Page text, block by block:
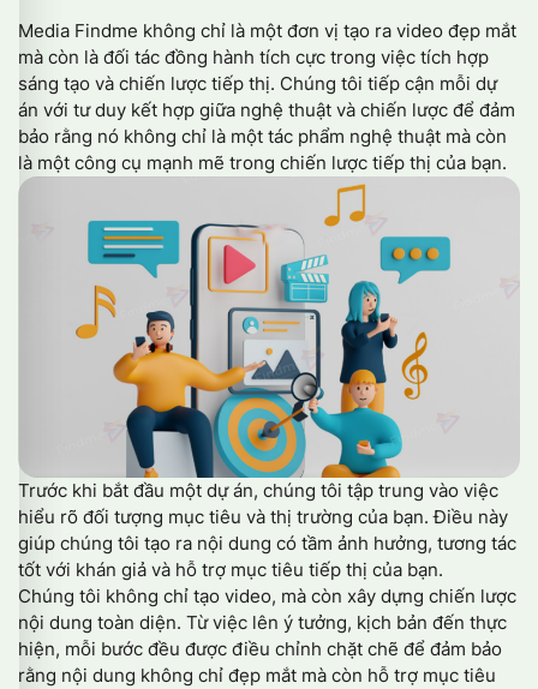
Media Findme không chỉ là một đơn vị tạo ra video đẹp mắt
mà còn là đối tác đồng hành tích cực trong việc tích hợp
sáng tạo và chiến lược tiếp thị. Chúng tôi tiếp cận mỗi dự
án với tư duy kết hợp giữa nghệ thuật và chiến lược để đảm
bảo rằng nó không chỉ là một tác phẩm nghệ thuật mà còn
là một công cụ mạnh mẽ trong chiến lược tiếp thị của bạn.
Trước khi bắt đầu một dự án, chúng tôi tập trung vào việc
hiểu rõ đối tượng mục tiêu và thị trường của bạn. Điều này
giúp chúng tôi tạo ra nội dung có tầm ảnh hưởng, tương tác
tốt với khán giả và hỗ trợ mục tiêu tiếp thị của bạn.
Chúng tôi không chỉ tạo video, mà còn xây dựng chiến lược
nội dung toàn diện. Từ việc lên ý tưởng, kịch bản đến thực
hiện, mỗi bước đều được điều chỉnh chặt chẽ để đảm bảo
rằng nội dung không chỉ đẹp mắt mà còn hỗ trợ mục tiêu